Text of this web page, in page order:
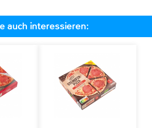
auch interessieren: